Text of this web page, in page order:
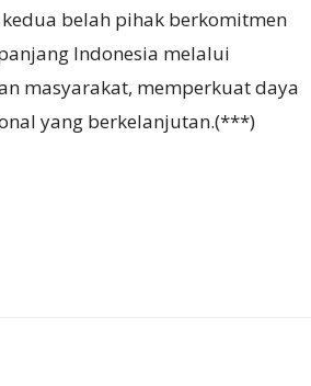
belah pihak berkomitmen
Indonesia melalui
masyarakat, memperkuat daya
yang berkelanjutan.(***)